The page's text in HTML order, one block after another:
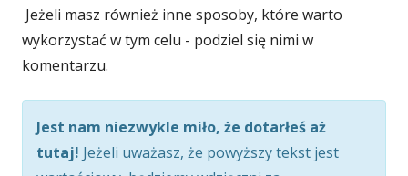
Jeżeli masz również inne sposoby, które warto
wykorzystać w tym celu - podziel się nimi w
komentarzu.
Jest nam niezwykle miło, że dotarłeś aż
tutaj! Jeżeli uważasz, że powyższy tekst jest